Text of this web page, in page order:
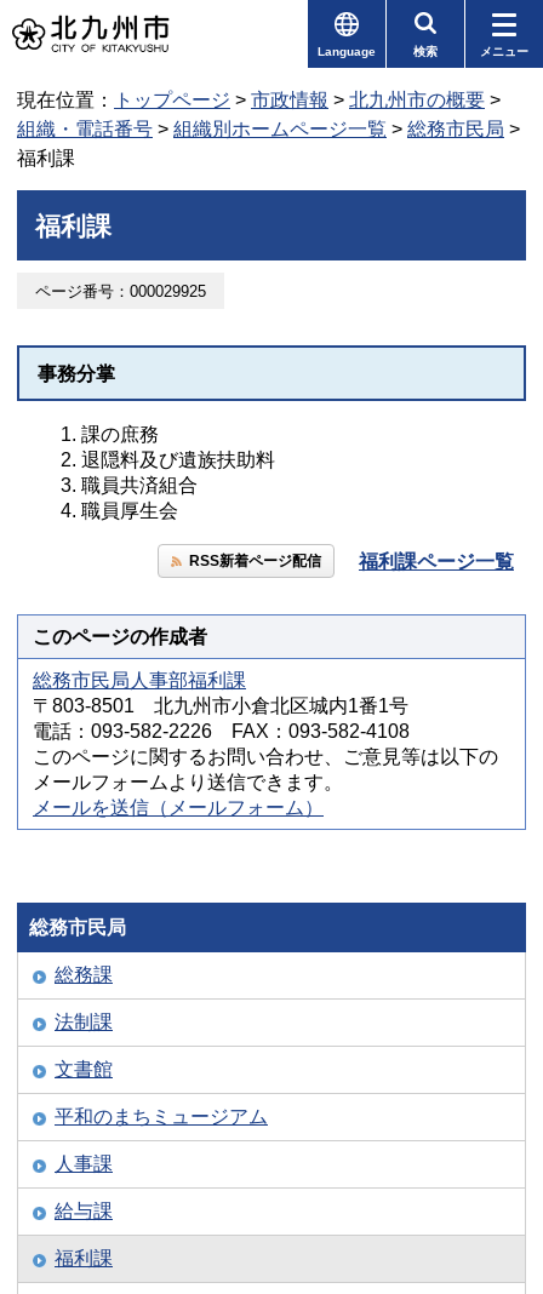
Language 検索 メニュー
現在位置： トップページ > 市政情報 > 北九州市の概要 >
組織・電話番号 > 組織別ホームページ一覧 > 総務市民局 >
福利課
福利課
ページ番号：000029925
事務分掌
課の庶務
退隠料及び遺族扶助料
職員共済組合
職員厚生会
RSS新着ページ配信 福利課ページ一覧
このページの作成者
総務市民局人事部福利課
〒803-8501 北九州市小倉北区城内1番1号
電話：093-582-2226 FAX：093-582-4108
このページに関するお問い合わせ、ご意見等は以下の
メールフォームより送信できます。
メールを送信（メールフォーム）
総務市民局
総務課
法制課
文書館
平和のまちミュージアム
人事課
給与課
福利課